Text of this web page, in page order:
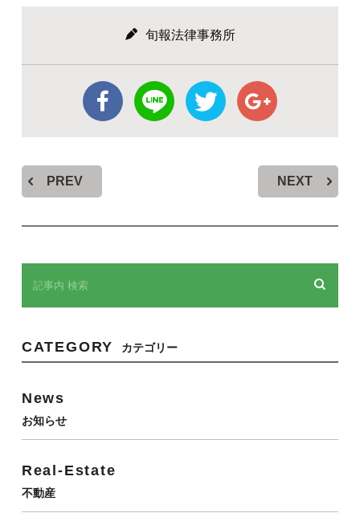
旬報法律事務所
PREV NEXT
CATEGORY カテゴリー
News
お知らせ
Real-Estate
不動産